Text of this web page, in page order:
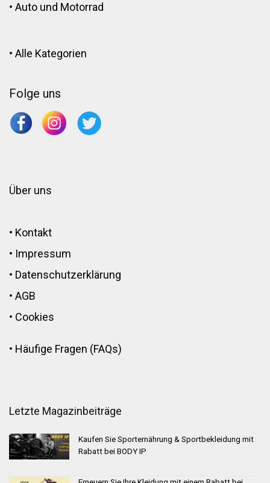
• Auto und Motorrad
• Alle Kategorien
Folge uns
Über uns
• Kontakt
• Impressum
• Datenschutzerklärung
• AGB
• Cookies
• Häufige Fragen (FAQs)
Letzte Magazinbeiträge
Kaufen Sie Sporternährung & Sportbekleidung mit
Rabatt bei BODY IP